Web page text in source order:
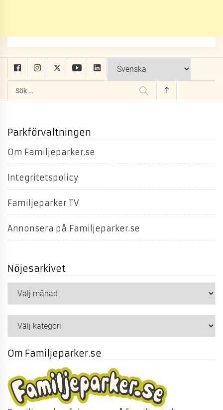
Sök
efter:
Parkförvaltningen
Om Familjeparker.se
Integritetspolicy
Familjeparker TV
Annonsera på Familjeparker.se
Nöjesarkivet
Nöjesarkivet
Kategorier
Om Familjeparker.se